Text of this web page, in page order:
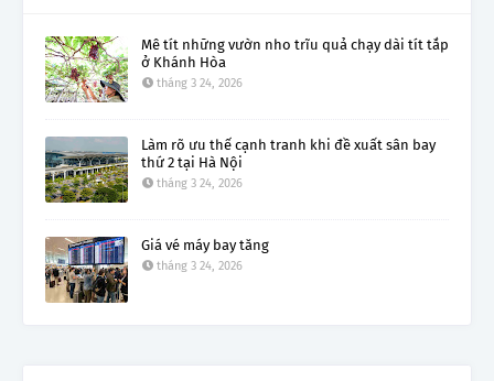
Mê tít những vườn nho trĩu quả chạy dài tít tắp
ở Khánh Hòa
tháng 3 24, 2026
Làm rõ ưu thế cạnh tranh khi đề xuất sân bay
thứ 2 tại Hà Nội
tháng 3 24, 2026
Giá vé máy bay tăng
tháng 3 24, 2026